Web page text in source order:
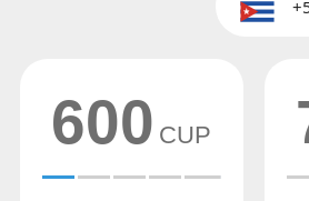
600 CUP